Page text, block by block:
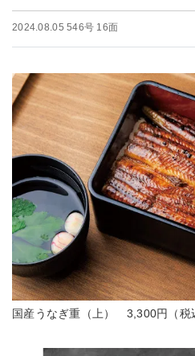
2024.08.05 546号 16面
国産うなぎ重（上） 3,300円（税